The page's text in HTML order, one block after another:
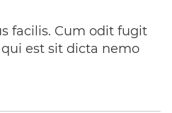
facilis. Cum odit fugit
est sit dicta nemo